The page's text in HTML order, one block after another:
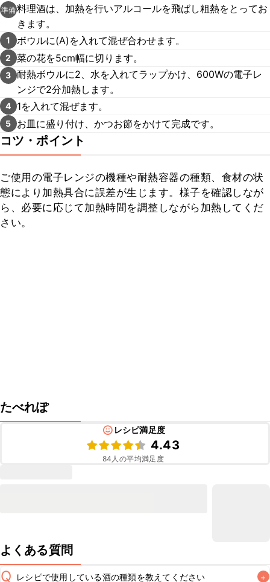
準備料理酒は、加熱を行いアルコールを飛ばし粗熱をとってお
きます。
1 ボウルに(A)を入れて混ぜ合わせます。
2 菜の花を5cm幅に切ります。
3 耐熱ボウルに2、水を入れてラップかけ、600Wの電子レ
ンジで2分加熱します。
4 1を入れて混ぜます。
5 お皿に盛り付け、かつお節をかけて完成です。
コツ・ポイント
ご使用の電子レンジの機種や耐熱容器の種類、食材の状
態により加熱具合に誤差が生じます。様子を確認しなが
ら、必要に応じて加熱時間を調整しながら加熱してくだ
さい。
たべれぽ
レシピ満足度
4.43
84 人の平均満足度
よくある質問
Q レシピで使用している酒の種類を教えてください +